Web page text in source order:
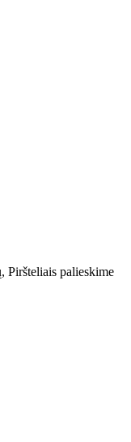
Piršteliais palieskime